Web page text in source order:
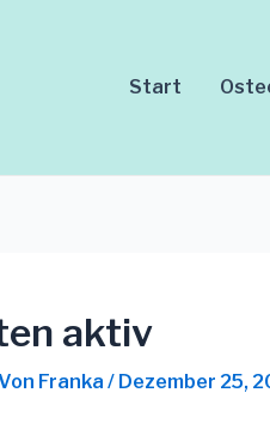
Start
aktiv
Franka / Dezember 25,